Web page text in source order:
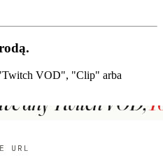
VOD", "Clip" arba